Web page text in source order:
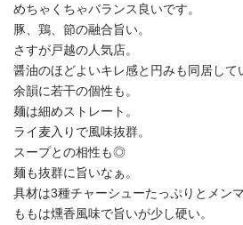
めちゃくちゃバランス良いです。
豚、鶏、節の融合旨い。
さすが戸越の人気店。
醤油のほどよいキレ感と円みも同居して
余韻に若干の個性も。
麺は細めストレート。
ライ麦入りで風味抜群。
スープとの相性も◎
麺も抜群に旨いなぁ。
具材は3種チャーシューたっぷりとメンマ
ももは燻香風味で旨いが少し硬い。